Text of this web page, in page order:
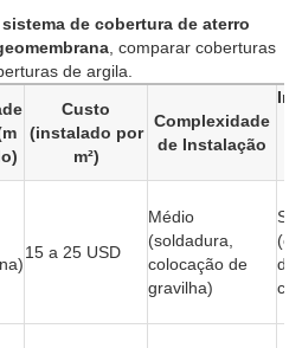
de cobertura de aterro
, comparar coberturas
de argila.
Custo
(instalado por
m²)
Complexidade
de Instalação
15 a 25 USD
Médio
(soldadura,
colocação de
gravilha)
de